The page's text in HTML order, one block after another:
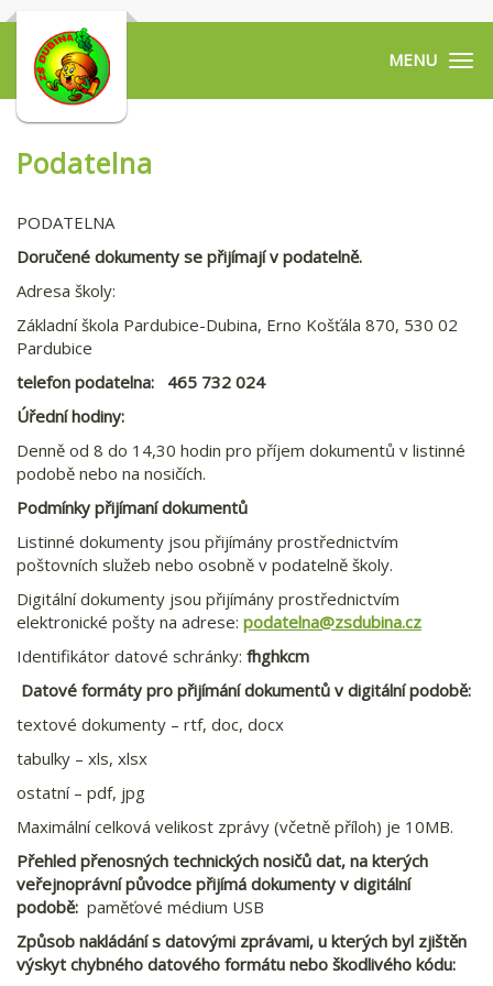
Podatelna
PODATELNA
Doručené dokumenty se přijímají v podatelně.
Adresa školy:
Základní škola Pardubice-Dubina, Erno Košťála 870, 530 02
Pardubice
telefon podatelna: 465 732 024
Úřední hodiny:
Denně od 8 do 14,30 hodin pro příjem dokumentů v listinné
podobě nebo na nosičích.
Podmínky přijímaní dokumentů
Listinné dokumenty jsou přijímány prostřednictvím
poštovních služeb nebo osobně v podatelně školy.
Digitální dokumenty jsou přijímány prostřednictvím
elektronické pošty na adrese: podatelna@zsdubina.cz
Identifikátor datové schránky: fhghkcm
Datové formáty pro přijímání dokumentů v digitální podobě:
textové dokumenty – rtf, doc, docx
tabulky – xls, xlsx
ostatní – pdf, jpg
Maximální celková velikost zprávy (včetně příloh) je 10MB.
Přehled přenosných technických nosičů dat, na kterých
veřejnoprávní původce přijímá dokumenty v digitální
podobě: paměťové médium USB
Způsob nakládání s datovými zprávami, u kterých byl zjištěn
výskyt chybného datového formátu nebo škodlivého kódu: